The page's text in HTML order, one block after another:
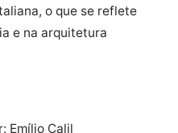
o que se reflete
e na arquitetura
Emílio Calil